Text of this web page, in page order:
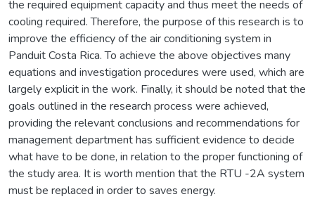
the required equipment capacity and thus meet the needs of
cooling required. Therefore, the purpose of this research is to
improve the efficiency of the air conditioning system in
Panduit Costa Rica. To achieve the above objectives many
equations and investigation procedures were used, which are
largely explicit in the work. Finally, it should be noted that the
goals outlined in the research process were achieved,
providing the relevant conclusions and recommendations for
management department has sufficient evidence to decide
what have to be done, in relation to the proper functioning of
the study area. It is worth mention that the RTU -2A system
must be replaced in order to saves energy.